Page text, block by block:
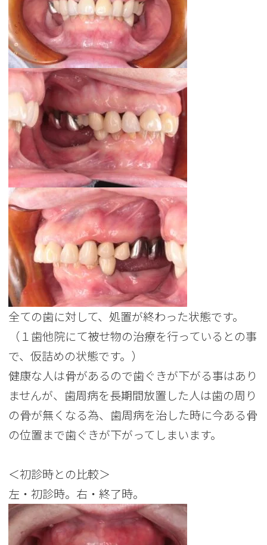
全ての歯に対して、処置が終わった状態です。
（１歯他院にて被せ物の治療を行っているとの事
で、仮詰めの状態です。）
健康な人は骨があるので歯ぐきが下がる事はあり
ませんが、歯周病を長期間放置した人は歯の周り
の骨が無くなる為、歯周病を治した時に今ある骨
の位置まで歯ぐきが下がってしまいます。
＜初診時との比較＞
左・初診時。右・終了時。